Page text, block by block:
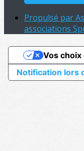
Propulsé par
associations
Notification lors
Vos